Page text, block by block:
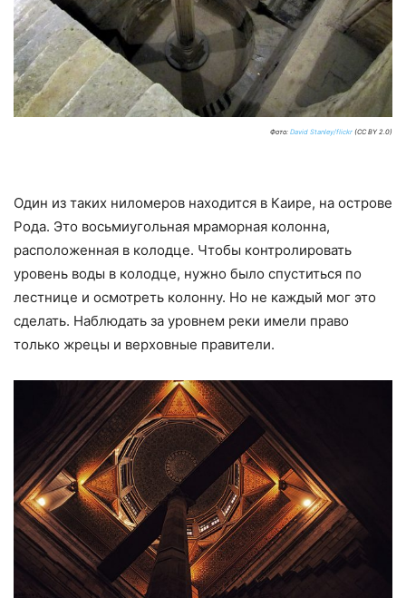
Фото: David Stanley/flickr (CC BY 2.0)
Один из таких ниломеров находится в Каире, на острове
Рода. Это восьмиугольная мраморная колонна,
расположенная в колодце. Чтобы контролировать
уровень воды в колодце, нужно было спуститься по
лестнице и осмотреть колонну. Но не каждый мог это
сделать. Наблюдать за уровнем реки имели право
только жрецы и верховные правители.